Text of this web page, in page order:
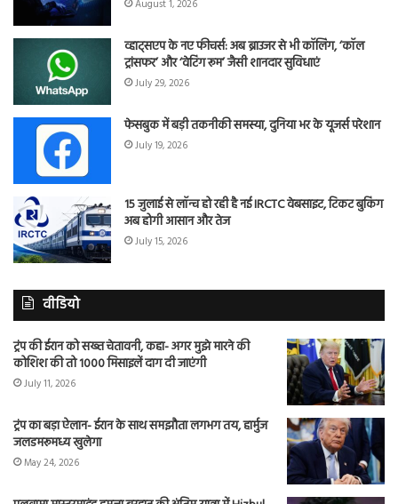
August 1, 2026
व्हाट्सएप के नए फीचर्स: अब ब्राउजर से भी कॉलिंग, ‘कॉल
ट्रांसफर’ और ‘वेटिंग रूम’ जैसी शानदार सुविधाएं
July 29, 2026
फेसबुक में बड़ी तकनीकी समस्या, दुनिया भर के यूजर्स परेशान
July 19, 2026
15 जुलाई से लॉन्च हो रही है नई IRCTC वेबसाइट, टिकट बुकिंग
अब होगी आसान और तेज
July 15, 2026
वीडियो
ट्रंप की ईरान को सख्त चेतावनी, कहा- अगर मुझे मारने की
कोशिश की तो 1000 मिसाइलें दाग दी जाएंगी
July 11, 2026
ट्रंप का बड़ा ऐलान- ईरान के साथ समझौता लगभग तय, हार्मुज
जलडमरूमध्य खुलेगा
May 24, 2026